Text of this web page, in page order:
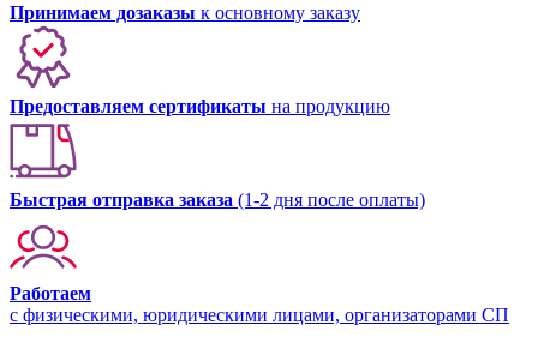
Принимаем дозаказы к основному заказу
Предоставляем сертификаты на продукцию
Быстрая отправка заказа (1-2 дня после оплаты)
Работаем
с физическими, юридическими лицами, организаторами СП